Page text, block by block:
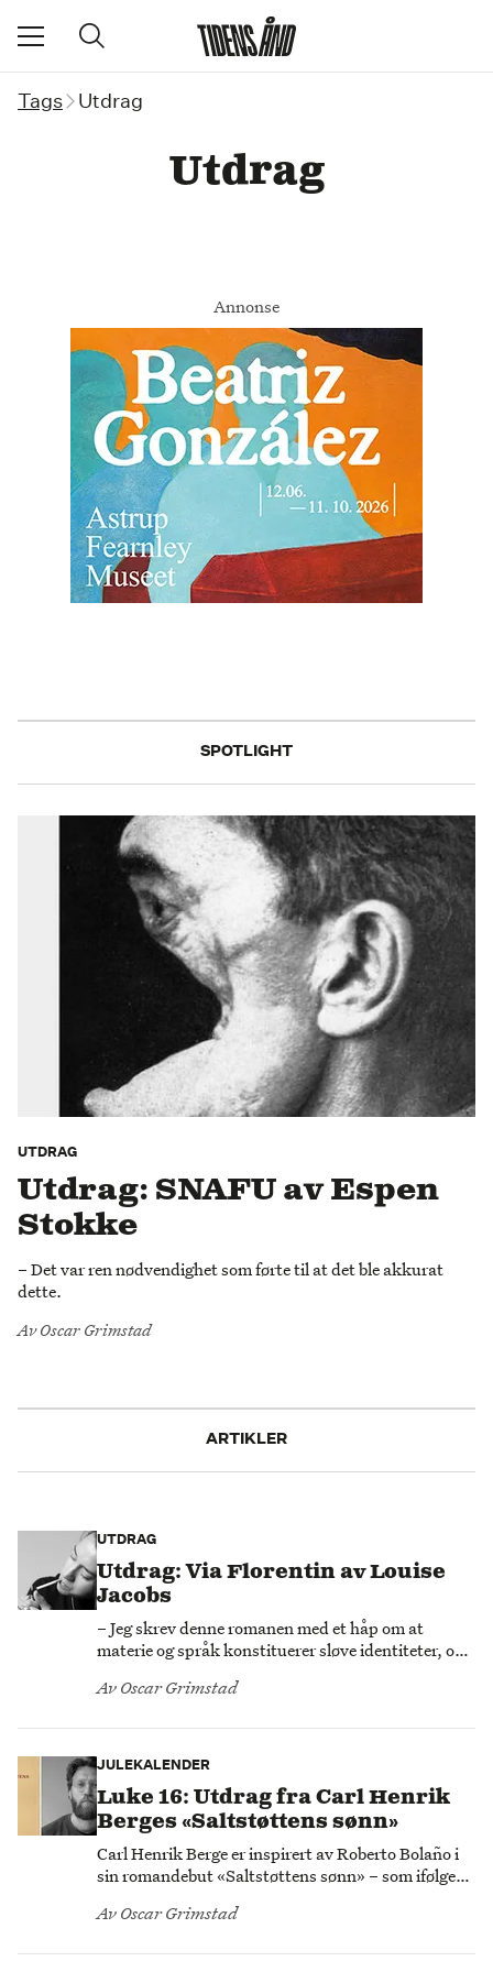
Tags Utdrag
Utdrag
Annonse
SPOTLIGHT
UTDRAG
Utdrag: SNAFU av Espen
Stokke
– Det var ren nødvendighet som førte til at det ble akkurat
dette.
AvOscar Grimstad
ARTIKLER
UTDRAG
Utdrag: Via Florentin av Louise
Jacobs
– Jeg skrev denne romanen med et håp om at
materie og språk konstituerer sløve identiteter, og
mening opphører, sier debutant Louise Jacobs om
Av Oscar Grimstad
JULEKALENDER
Luke 16: Utdrag fra Carl Henrik
Berges «Saltstøttens sønn»
Carl Henrik Berge er inspirert av Roberto Bolaño i
sin romandebut «Saltstøttens sønn» – som ifølge
Testamentet, og som står i fare for å påføre leseren
Av Oscar Grimstad